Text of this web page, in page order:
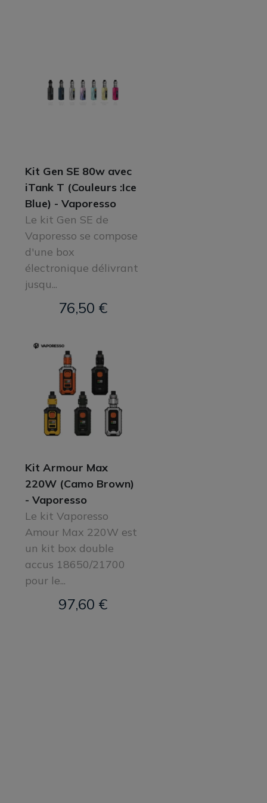
Kit Gen SE 80w avec
iTank T (Couleurs :Ice
Blue) - Vaporesso
Le kit Gen SE de
Vaporesso se compose
d'une box
électronique délivrant
jusqu...
76,50 €
Kit Armour Max
220W (Camo Brown)
- Vaporesso
Le kit Vaporesso
Amour Max 220W est
un kit box double
accus 18650/21700
pour le...
97,60 €